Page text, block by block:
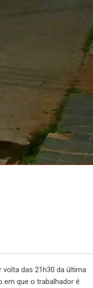
volta das 21h30 da última
em que o trabalhador é